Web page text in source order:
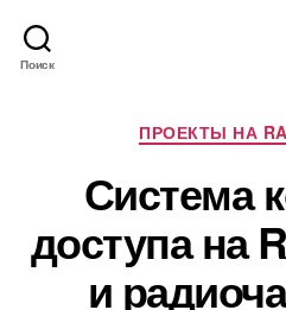
Поиск
Р
у
б
р
и
к
и
ПРОЕКТЫ НА
Система
доступа на
и